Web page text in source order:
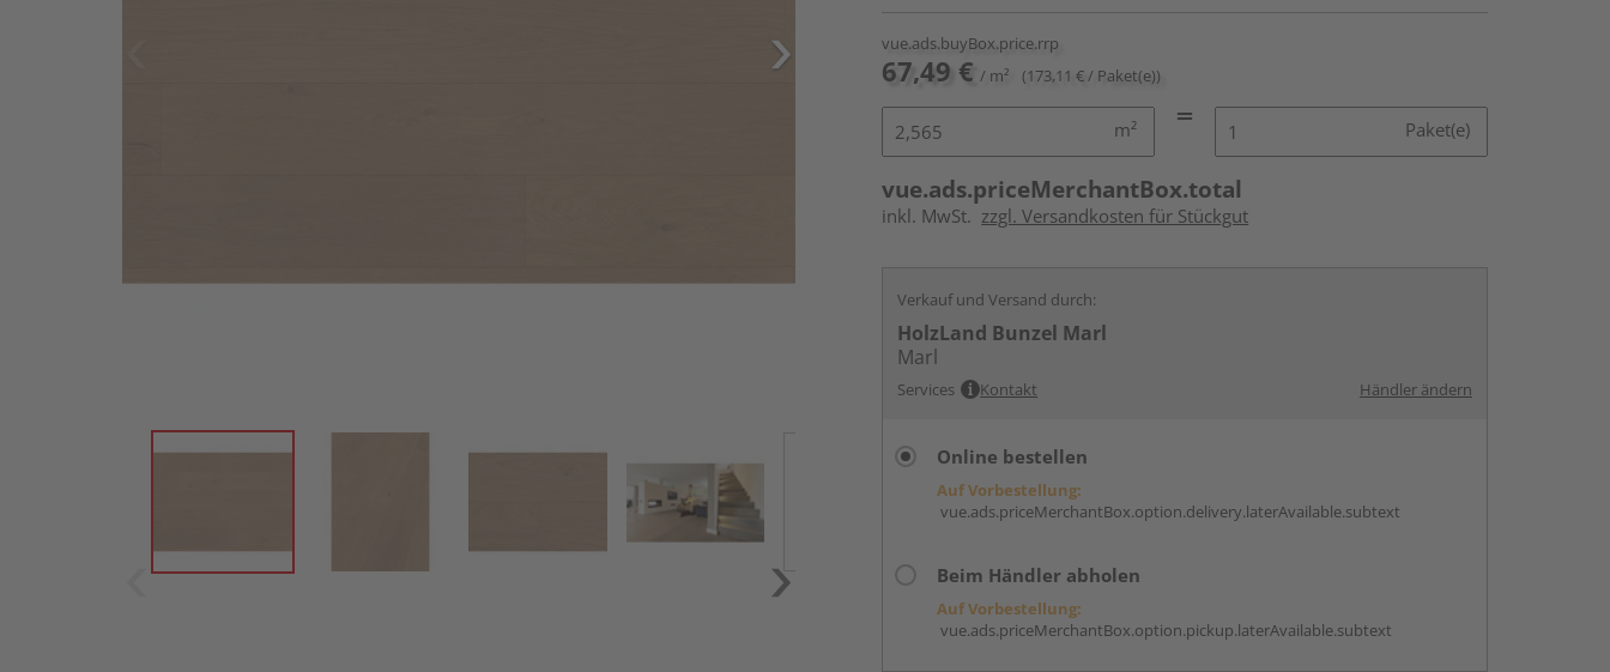
vue.ads.buyBox.price.rrp
67,49 € / m² (173,11 € / Paket(e))
m² Paket(e)
vue.ads.priceMerchantBox.total
inkl. MwSt. zzgl. Versandkosten für Stückgut
Verkauf und Versand durch:
HolzLand Bunzel Marl
Marl
Services Kontakt Händler ändern
Online bestellen
Auf Vorbestellung:
vue.ads.priceMerchantBox.option.delivery.laterAvailable.subtext
Beim Händler abholen
Auf Vorbestellung:
vue.ads.priceMerchantBox.option.pickup.laterAvailable.subtext